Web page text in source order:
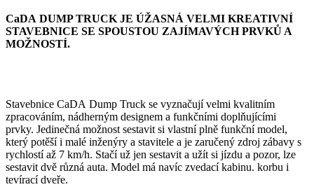
CaDA DUMP TRUCK JE ÚŽASNÁ VELMI KREATIVNÍ
STAVEBNICE SE SPOUSTOU ZAJÍMAVÝCH PRVKŮ A
MOŽNOSTÍ.
Stavebnice CaDA Dump Truck se vyznačují velmi kvalitním
zpracováním, nádherným designem a funkčními doplňujícími
prvky. Jedinečná možnost sestavit si vlastní plně funkční model,
který potěší i malé inženýry a stavitele a je zaručený zdroj zábavy s
rychlostí až 7 km/h. Stačí už jen sestavit a užít si jízdu a pozor, lze
sestavit dvě různá auta. Model má navíc zvedací kabinu. korbu i
tevírací dveře.